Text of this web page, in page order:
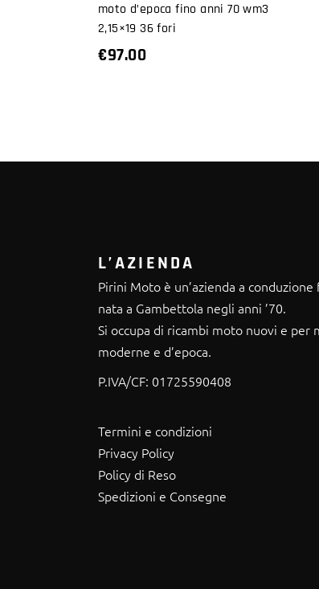
moto d’epoca fino anni 70 wm3
2,15×19 36 fori
€97.00
L’AZIENDA
Pirini Moto è un’azienda a
nata a Gambettola negli anni ’70.
Si occupa di ricambi moto nuovi e per
moderne e d’epoca.
P.IVA/CF: 01725590408
Termini e condizioni
Privacy Policy
Policy di Reso
Spedizioni e Consegne